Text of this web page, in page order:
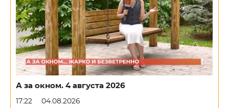
А за окном. 4 августа 2026
17:22 04.08.2026